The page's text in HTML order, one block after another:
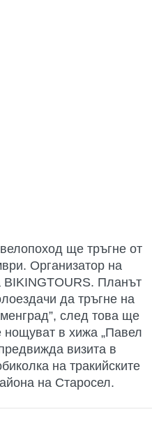
ще тръгне от
Организатор на
BIKINGTOURS. Планът
да тръгне на
след това ще
в хижа „Павел
визита в
на тракийските
на Старосел.